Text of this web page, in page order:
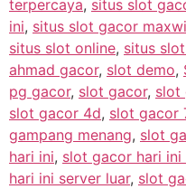
terpercaya, situs slot
ini, situs slot gacor
situs slot online, situs
ahmad gacor, slot demo,
pg gacor, slot gacor, slot
slot gacor 4d, slot gacor
gampang menang, slot
hari ini, slot gacor hari
hari ini server luar, slot